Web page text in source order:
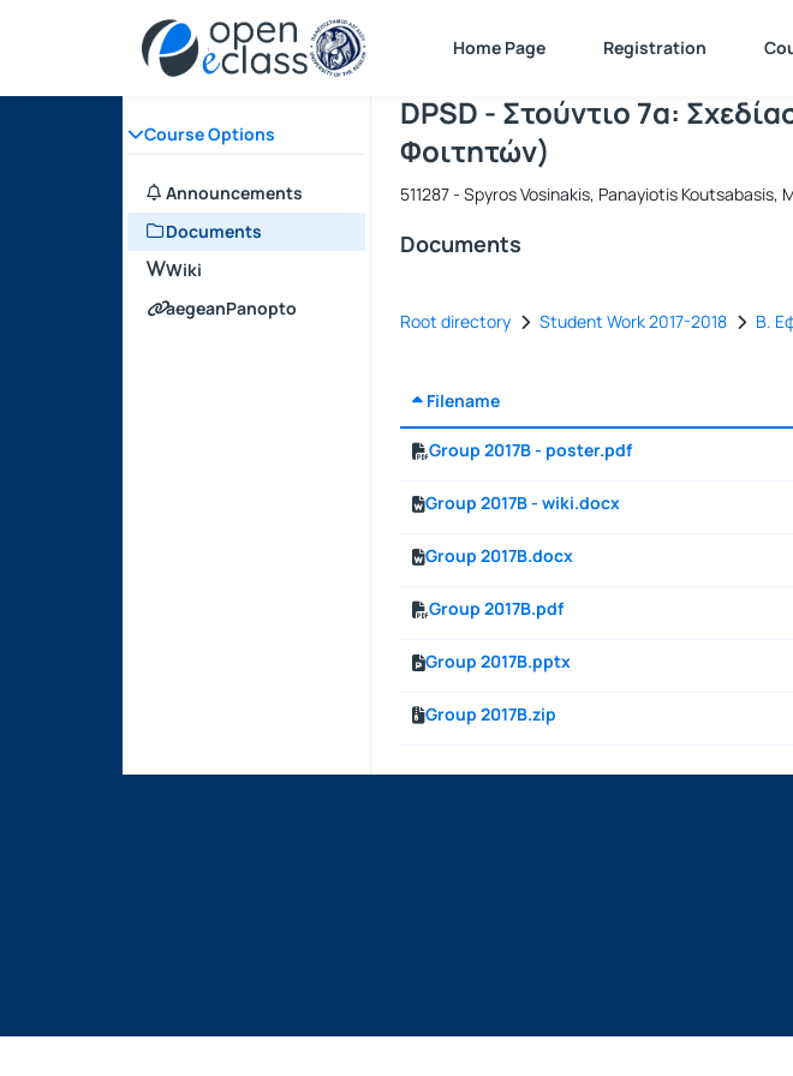
Home Page Registration
Course Options
Announcements
Documents
Wiki
aegeanPanopto
Αρχική Σελίδα DPSD - Στούντιο 7α:
Course : DPSD - Στούντιο
Course code : 511287
DPSD - Στούντιο 7α:
Φοιτητών)
511287 - Spyros Vosinakis, Panayiotis Koutsabasis,
Documents
Root directory Student Work 2017-2018 B.
Filename
Group 2017B - poster.pdf
Group 2017B - wiki.docx
Group 2017B.docx
Group 2017B.pdf
Group 2017B.pptx
Group 2017B.zip